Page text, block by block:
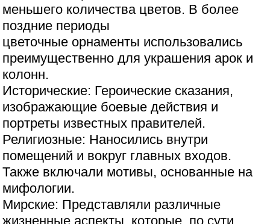
меньшего количества цветов. В более
поздние периоды
цветочные орнаменты использовались
преимущественно для украшения арок и
колонн.
Исторические: Героические сказания,
изображающие боевые действия и
портреты известных правителей.
Религиозные: Наносились внутри
помещений и вокруг главных входов.
Также включали мотивы, основанные на
мифологии.
Мирские: Представляли различные
жизненные аспекты, которые, по сути,